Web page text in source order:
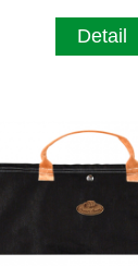
Detail